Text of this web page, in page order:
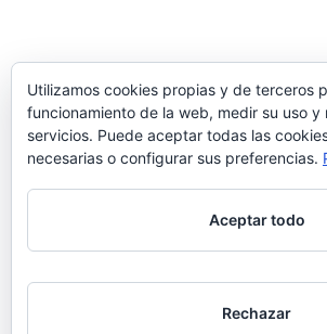
Utilizamos cookies propias y de terceros
funcionamiento de la web, medir su uso y
servicios. Puede aceptar todas las
necesarias o configurar sus preferencias.
Aceptar todo
Rechazar